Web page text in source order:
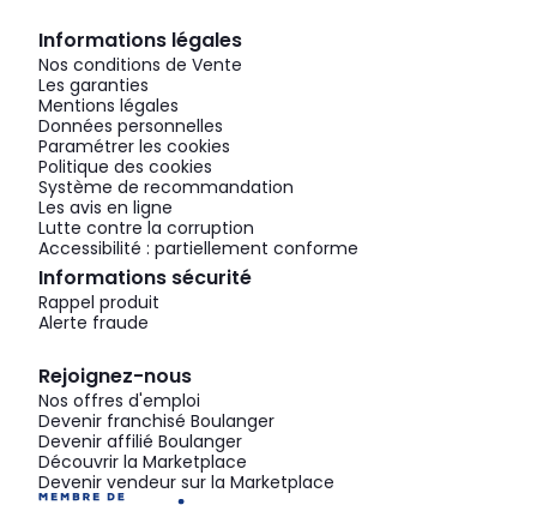
Informations légales
Nos conditions de Vente
Les garanties
Mentions légales
Données personnelles
Paramétrer les cookies
Politique des cookies
Système de recommandation
Les avis en ligne
Lutte contre la corruption
Accessibilité : partiellement conforme
Informations sécurité
Rappel produit
Alerte fraude
Rejoignez-nous
Nos offres d'emploi
Devenir franchisé Boulanger
Devenir affilié Boulanger
Découvrir la Marketplace
Devenir vendeur sur la Marketplace